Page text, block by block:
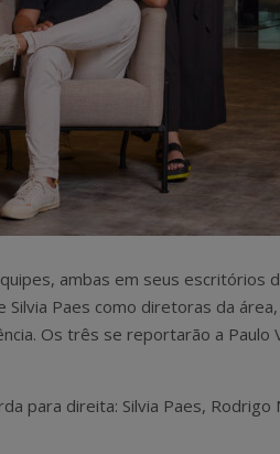
ambas em seus escritórios
Paes como diretoras da
Os três se reportarão a Paulo
para direita: Silvia Paes, Rodrigo